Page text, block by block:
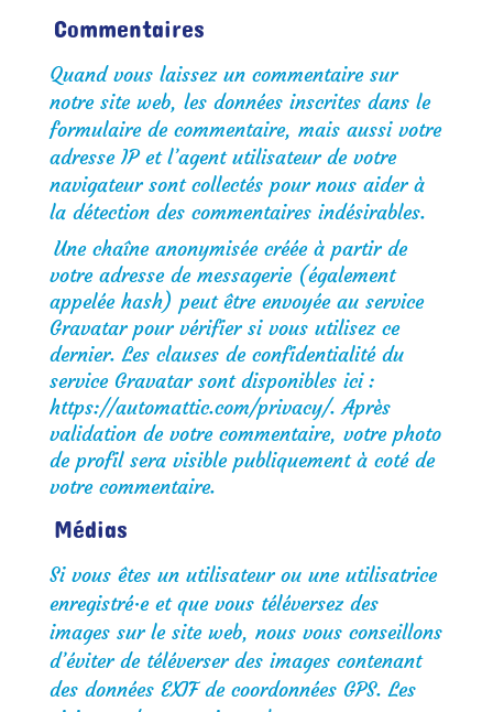
Commentaires
Quand vous laissez un commentaire sur
notre site web, les données inscrites dans le
formulaire de commentaire, mais aussi votre
adresse IP et l’agent utilisateur de votre
navigateur sont collectés pour nous aider à
la détection des commentaires indésirables.
Une chaîne anonymisée créée à partir de
votre adresse de messagerie (également
appelée hash) peut être envoyée au service
Gravatar pour vérifier si vous utilisez ce
dernier. Les clauses de confidentialité du
service Gravatar sont disponibles ici :
https://automattic.com/privacy/. Après
validation de votre commentaire, votre photo
de profil sera visible publiquement à coté de
votre commentaire.
Médias
Si vous êtes un utilisateur ou une utilisatrice
enregistré·e et que vous téléversez des
images sur le site web, nous vous conseillons
d’éviter de téléverser des images contenant
des données EXIF de coordonnées GPS. Les